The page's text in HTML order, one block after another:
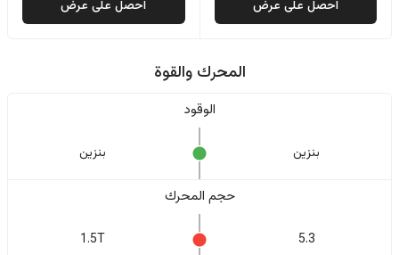
احصل على عرض احصل على عرض
المحرك والقوة
الوقود
بنزين بنزين
حجم المحرك
5.3
1.5T